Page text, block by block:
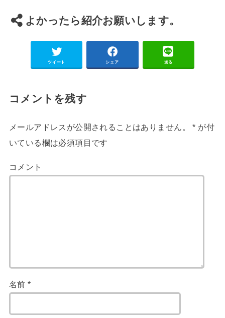
よかったら紹介お願いします。
ツイート シェア 送る
コメントを残す
メールアドレスが公開されることはありません。 * が付
いている欄は必須項目です
コメント
名前*